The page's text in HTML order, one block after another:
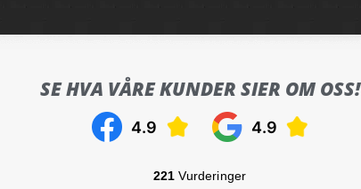
SE HVA VÅRE KUNDER SIER OM OSS!